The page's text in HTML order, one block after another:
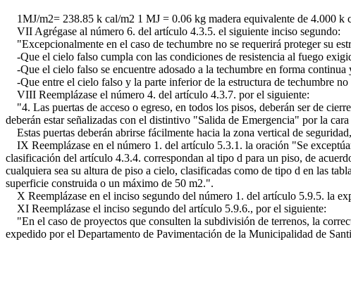
1MJ/m2= 238.85 k cal/m2 1 MJ = 0.06 kg madera equivalente de 4.000 k
VII Agrégase al número 6. del artículo 4.3.5. el siguiente inciso segundo:
"Excepcionalmente en el caso de techumbre no se requerirá proteger su
-Que el cielo falso cumpla con las condiciones de resistencia al fuego
-Que el cielo falso se encuentre adosado a la techumbre en forma continua
-Que entre el cielo falso y la parte inferior de la estructura de techumbre
VIII Reemplázase el número 4. del artículo 4.3.7. por el siguiente:
"4. Las puertas de acceso o egreso, en todos los pisos, deberán ser de
deberán estar señalizadas con el distintivo "Salida de Emergencia" por la
Estas puertas deberán abrirse fácilmente hacia la zona vertical de
IX Reemplázase en el número 1. del artículo 5.3.1. la oración "Se
clasificación del artículo 4.3.4. correspondan al tipo d para un piso, de
cualquiera sea su altura de piso a cielo, clasificadas como de tipo d en las
superficie construida o un máximo de 50 m2.".
X Reemplázase en el inciso segundo del número 1. del artículo 5.9.5. la
XI Reemplázase el inciso segundo del artículo 5.9.6., por el siguiente:
"En el caso de proyectos que consulten la subdivisión de terrenos, la
expedido por el Departamento de Pavimentación de la Municipalidad de